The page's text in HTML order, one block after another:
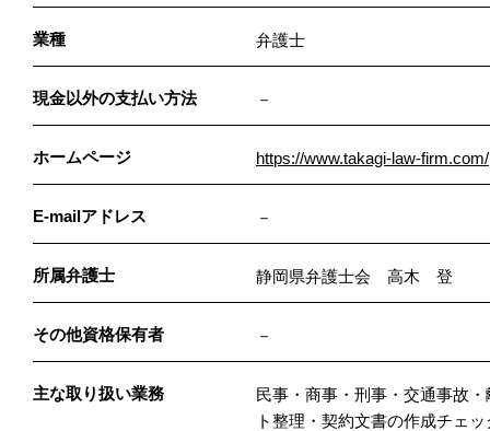
業種 弁護士
現金以外の支払い方法 －
ホームページ https://www.takagi-law-firm.com/
E-mailアドレス －
所属弁護士 静岡県弁護士会 高木 登
その他資格保有者 －
主な取り扱い業務
民事・商事・刑事・交通事故
ト整理・契約文書の作成チェッ